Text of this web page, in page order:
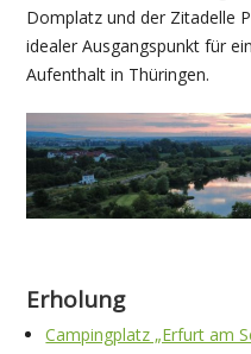
Domplatz und der Zitadelle
idealer Ausgangspunkt für
Aufenthalt in Thüringen.
Erholung
Campingplatz „Erfurt am